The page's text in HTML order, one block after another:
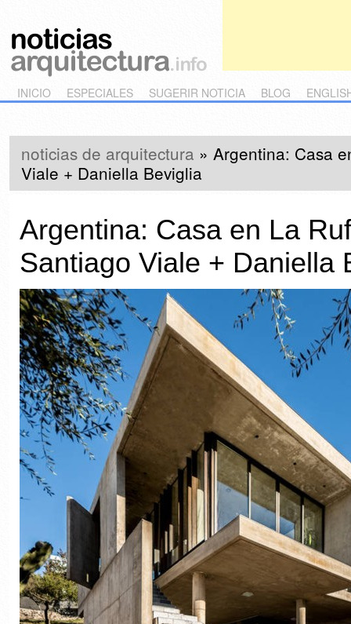
Main menu
Skip to primary content
Skip to secondary content
INICIO ESPECIALES SUGERIR NOTICIA BLOG
noticias de arquitectura » Argentina: Casa
Viale + Daniella Beviglia
Argentina: Casa en La
Santiago Viale + Daniella